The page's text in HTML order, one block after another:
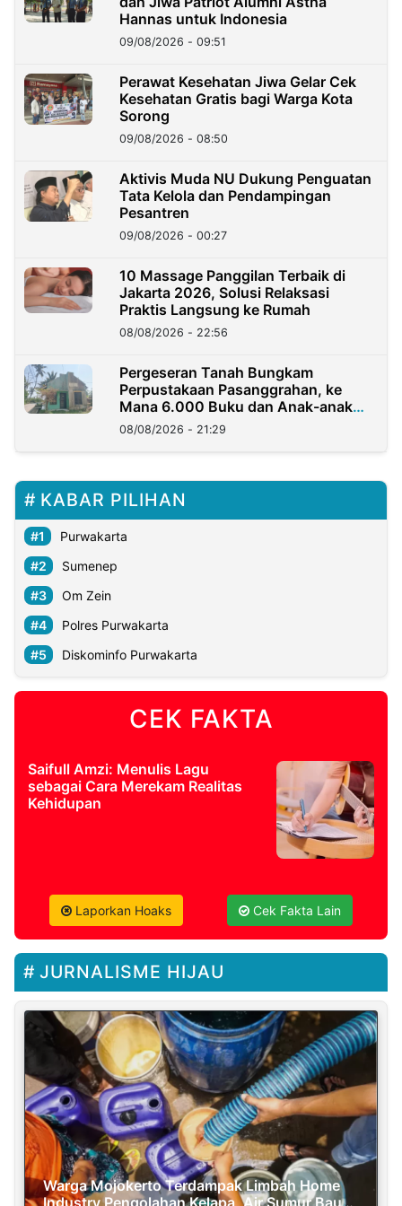
Hannas untuk Indonesia
09/08/2026 - 09:51
Perawat Kesehatan Jiwa Gelar Cek
Kesehatan Gratis bagi Warga Kota
Sorong
09/08/2026 - 08:50
Aktivis Muda NU Dukung Penguatan
Tata Kelola dan Pendampingan
Pesantren
09/08/2026 - 00:27
10 Massage Panggilan Terbaik di
Jakarta 2026, Solusi Relaksasi
Praktis Langsung ke Rumah
08/08/2026 - 22:56
Pergeseran Tanah Bungkam
Perpustakaan Pasanggrahan, ke
Mana 6.000 Buku dan Anak-anak
Kini?
08/08/2026 - 21:29
KABAR PILIHAN
Purwakarta
Sumenep
Om Zein
Polres Purwakarta
Diskominfo Purwakarta
CEK FAKTA
Saifull Amzi: Menulis Lagu
sebagai Cara Merekam Realitas
Kehidupan
Laporkan Hoaks Cek Fakta Lain
JURNALISME HIJAU
Warga Mojokerto Terdampak Limbah Home